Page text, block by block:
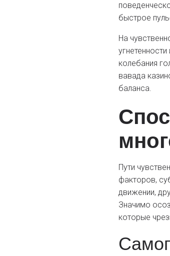
быстрое
На
колебания
вавада
баланса.
Пути
факторов,
движении,
Значимо
которые